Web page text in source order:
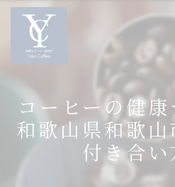
コーヒーの健康
和歌山県和歌山
付き合い